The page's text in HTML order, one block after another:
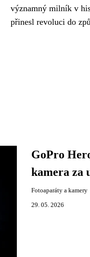
významný milník v
přinesl revoluci do
GoPro
kamera za
Fotoaparáty a kamery
29. 05. 2026